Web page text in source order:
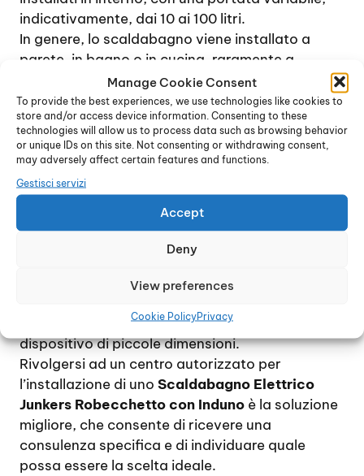
Manage Cookie Consent
To provide the best experiences, we use technologies like cookies to
store and/or access device information. Consenting to these
technologies will allow us to process data such as browsing behavior
or unique IDs on this site. Not consenting or withdrawing consent,
may adversely affect certain features and functions.
Gestisci servizi
Accept
Deny
View preferences
Cookie PolicyPrivacy
indicativamente, dai 10 ai 100 litri.
In genere, lo scaldabagno viene installato a
parete, in bagno o in cucina, raramente a
pavimento, a meno che non si tratti di un
dispositivo di grandi dimensioni. Per ridurre al
minimo le spese di gestione, si consiglia di
installare uno scaldabagno di proporzioni
adeguate alle effettive necessità, tenendo
conto che, approssimativamente, il consumo di
intorno ai 60 litri al giorno.
Per una famiglia di 4 / 5 persona, che utilizzino
scegliere un modello piuttosto capiente mentre,
ufficio o in una seconda casa, è sufficiente un
dispositivo di piccole dimensioni.
Rivolgersi ad un centro autorizzato per
l’installazione di uno Scaldabagno Elettrico
Junkers Robecchetto con Induno è la soluzione
migliore, che consente di ricevere una
consulenza specifica e di individuare quale
possa essere la scelta ideale.